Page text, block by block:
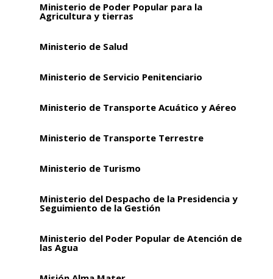
Ministerio de Poder Popular para la
Agricultura y tierras
Ministerio de Salud
Ministerio de Servicio Penitenciario
Ministerio de Transporte Acuático y Aéreo
Ministerio de Transporte Terrestre
Ministerio de Turismo
Ministerio del Despacho de la Presidencia y
Seguimiento de la Gestión
Ministerio del Poder Popular de Atención de
las Agua